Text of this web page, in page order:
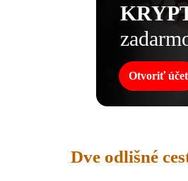
Otvoriť účet
Dve odlišné